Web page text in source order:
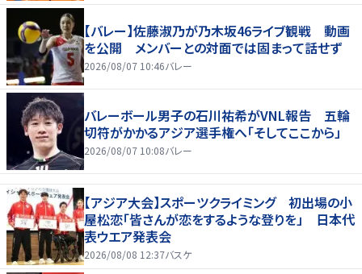
【バレー】佐藤淑乃が乃木坂46ライブ観戦 動画
を公開 メンバーとの対面では固まって話せず
2026/08/07 10:46バレー
バレーボール男子の石川祐希がVNL報告 五輪
切符がかかるアジア選手権へ「そしてここから」
2026/08/07 10:08バレー
【アジア大会】スポーツクライミング 初出場の小
屋松恋「皆さんが恋をするような登りを」 日本代
表ウエア発表会
2026/08/08 12:37バスケ